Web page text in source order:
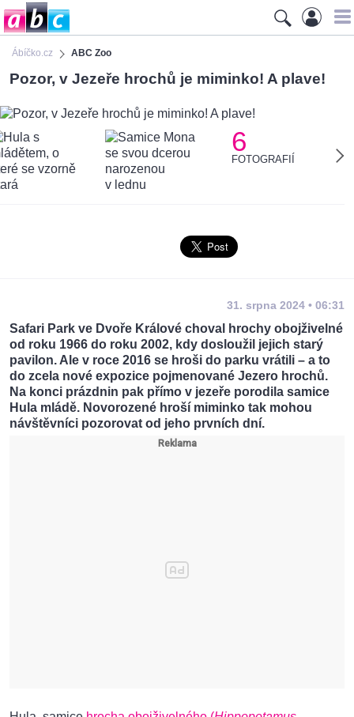
Ábíčko.cz ABC Zoo
Pozor, v Jezeře hrochů je miminko! A plave!
6
FOTOGRAFIÍ
31. srpna 2024 • 06:31
Safari Park ve Dvoře Králové choval hrochy obojživelné
od roku 1966 do roku 2002, kdy dosloužil jejich starý
pavilon. Ale v roce 2016 se hroši do parku vrátili – a to
do zcela nové expozice pojmenované Jezero hrochů.
Na konci prázdnin pak přímo v jezeře porodila samice
Hula mládě. Novorozené hroší miminko tak mohou
návštěvníci pozorovat od jeho prvních dní.